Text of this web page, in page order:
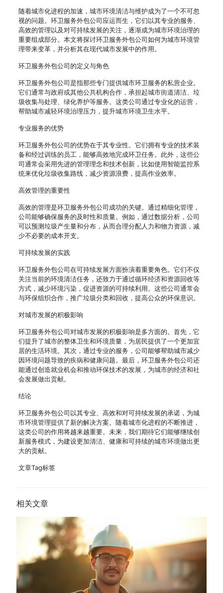
随着城市化进程的加速，城市环境清洁与维护成为了一个不可忽
视的问题。环卫服务外包公司应运而生，它们以其专业的服务、
高效的管理以及对可持续发展的关注，逐渐成为城市环境治理的
重要组成部分。本文将探讨环卫服务外包公司如何为城市环境管
理带来变革，并分析其在现代城市发展中的作用。
环卫服务外包公司的定义与角色
环卫服务外包公司是指那些专门提供城市环卫服务的私营企业。
它们通常与政府或其他公共机构合作，承担起城市街道清洁、垃
圾收集与处理、绿化养护等服务。这类公司通过专业化的运营，
帮助城市减轻环境治理压力，提升城市环境卫生水平。
专业服务的优势
环卫服务外包公司的优势在于其专业性。它们拥有专业的技术装
备和经过训练的员工，能够高效地完成环卫任务。此外，这些公
司通常会采用先进的管理理念和技术创新，比如使用智能监控系
统来优化垃圾收集路线，减少资源浪费，提高作业效率。
高效管理的重要性
高效的管理是环卫服务外包公司成功的关键。通过精细化管理，
公司能够确保服务的及时性和质量。例如，通过数据分析，公司
可以预测垃圾产生量和分布，从而合理分配人力和物力资源，减
少不必要的成本开支。
可持续发展的实践
环卫服务外包公司在可持续发展方面扮演着重要角色。它们不仅
关注当前的环境清洁任务，还致力于通过循环经济和资源回收等
方式，减少环境污染，促进资源的可持续利用。这些公司通常会
与环保组织合作，推广垃圾分类和回收，提高公众的环保意识。
对城市发展的积极影响
环卫服务外包公司对城市发展的积极影响是多方面的。首先，它
们提升了城市的整体卫生和环境质量，为居民提供了一个更加宜
居的生活环境。其次，通过专业的服务，公司能够帮助城市减少
因环境问题导致的疾病和健康问题。最后，环卫服务外包公司还
能通过创造就业机会和推动环保技术的发展，为城市的经济和社
会发展做出贡献。
结论
环卫服务外包公司以其专业、高效和对可持续发展的承诺，为城
市环境管理提供了新的解决方案。随着城市化进程的不断推进，
这类公司的作用将越来越重要。未来，我们期待它们能够继续创
新服务模式，为建设更加清洁、健康和可持续的城市环境做出更
大的贡献。
文章Tag标签
相关文章